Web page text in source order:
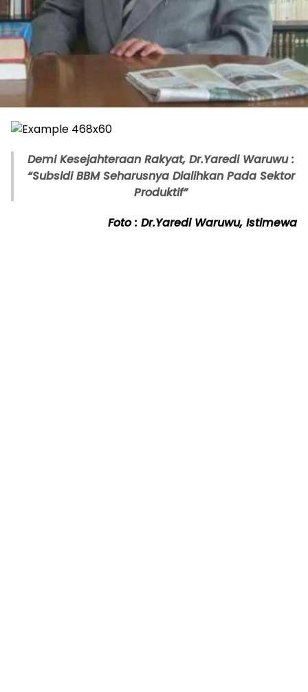
Demi Kesejahteraan Rakyat, Dr.Yaredi Waruwu :
“Subsidi BBM Seharusnya Dialihkan Pada Sektor
Produktif”
Foto : Dr.Yaredi Waruwu, Istimewa